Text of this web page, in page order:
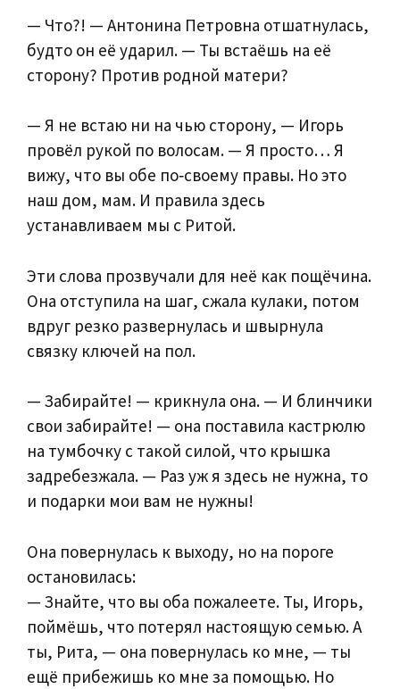
— Что?! — Антонина Петровна отшатнулась,
будто он её ударил. — Ты встаёшь на её
сторону? Против родной матери?
— Я не встаю ни на чью сторону, — Игорь
провёл рукой по волосам. — Я просто… Я
вижу, что вы обе по‑своему правы. Но это
наш дом, мам. И правила здесь
устанавливаем мы с Ритой.
Эти слова прозвучали для неё как пощёчина.
Она отступила на шаг, сжала кулаки, потом
вдруг резко развернулась и швырнула
связку ключей на пол.
— Забирайте! — крикнула она. — И блинчики
свои забирайте! — она поставила кастрюлю
на тумбочку с такой силой, что крышка
задребезжала. — Раз уж я здесь не нужна, то
и подарки мои вам не нужны!
Она повернулась к выходу, но на пороге
остановилась:
— Знайте, что вы оба пожалеете. Ты, Игорь,
поймёшь, что потерял настоящую семью. А
ты, Рита, — она повернулась ко мне, — ты
ещё прибежишь ко мне за помощью. Но